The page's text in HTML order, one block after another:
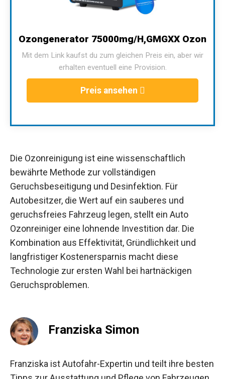
Ozongenerator 75000mg/H,GMGXX Ozon
Mit dem Link kaufst du zum gleichen Preis ein, aber wir
erhalten eventuell eine Provision.
Preis ansehen
Die Ozonreinigung ist eine wissenschaftlich
bewährte Methode zur vollständigen
Geruchsbeseitigung und Desinfektion. Für
Autobesitzer, die Wert auf ein sauberes und
geruchsfreies Fahrzeug legen, stellt ein Auto
Ozonreiniger eine lohnende Investition dar. Die
Kombination aus Effektivität, Gründlichkeit und
langfristiger Kostenersparnis macht diese
Technologie zur ersten Wahl bei hartnäckigen
Geruchsproblemen.
Franziska Simon
Franziska ist Autofahr-Expertin und teilt ihre besten